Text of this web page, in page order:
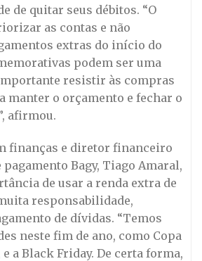
de quitar seus débitos. “O
as contas e não
extras do início do
podem ser uma
resistir às compras
manter o orçamento e fechar o
afirmou.
finanças e diretor financeiro
Bagy, Tiago Amaral,
de usar a renda extra de
responsabilidade,
de dívidas. “Temos
neste fim de ano, como Copa
a Black Friday. De certa forma,